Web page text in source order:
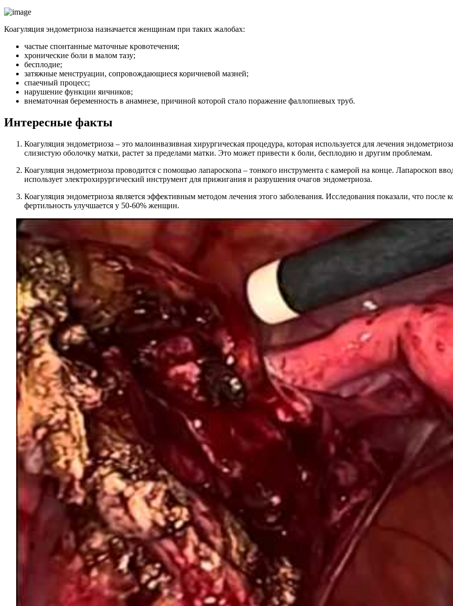
Коагуляция эндометриоза назначается женщинам при таких жалобах:
частые спонтанные маточные кровотечения;
хронические боли в малом тазу;
бесплодие;
затяжные менструации, сопровождающиеся коричневой мазней;
спаечный процесс;
нарушение функции яичников;
внематочная беременность в анамнезе, причиной которой стало поражение фаллопиевых труб.
Интересные факты
Коагуляция эндометриоза – это малоинвазивная хирургическая процедура, которая используется для лечения
слизистую оболочку матки, растет за пределами матки. Это может привести к боли, бесплодию и другим проблемам.
Коагуляция эндометриоза проводится с помощью лапароскопа – тонкого инструмента с камерой на конце. Лапароскоп
использует электрохирургический инструмент для прижигания и разрушения очагов эндометриоза.
Коагуляция эндометриоза является эффективным методом лечения этого заболевания. Исследования показали, что
фертильность улучшается у 50-60% женщин.